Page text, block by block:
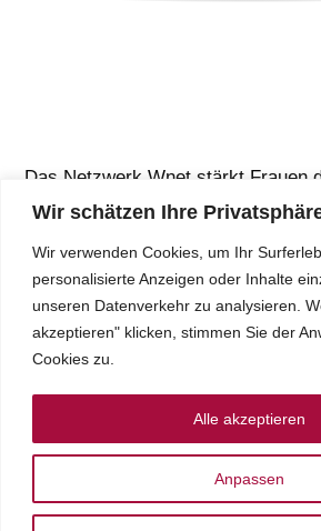
Wir schätzen Ihre
Wir verwenden Cookies, um Ihr
personalisierte Anzeigen oder Inhalte
unseren Datenverkehr zu analysieren.
akzeptieren" klicken, stimmen Sie der
Cookies zu.
Anpassen
Alle akzeptieren
Das Netzwerk Wnet stärkt Frauen
Weg zu gehen und engagiert sich
Berufsleben.
Über wnet
Navigation